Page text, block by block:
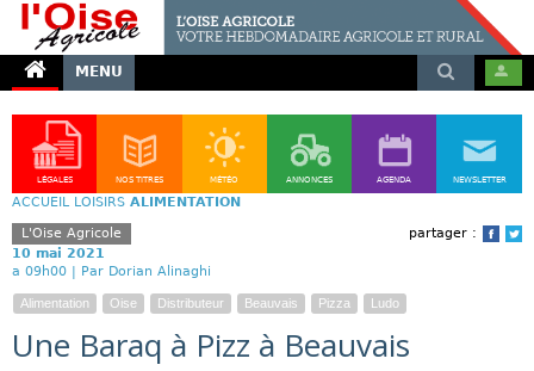
MENU
LÉGALES NOS TITRES MÉTÉO ANNONCES AGENDA NEWSLETTER
ACCUEIL LOISIRS ALIMENTATION
partager :
L'Oise Agricole
10 mai 2021
a 09h00 | Par Dorian Alinaghi
Alimentation Oise Distributeur Beauvais Pizza Ludo
Une Baraq à Pizz à Beauvais